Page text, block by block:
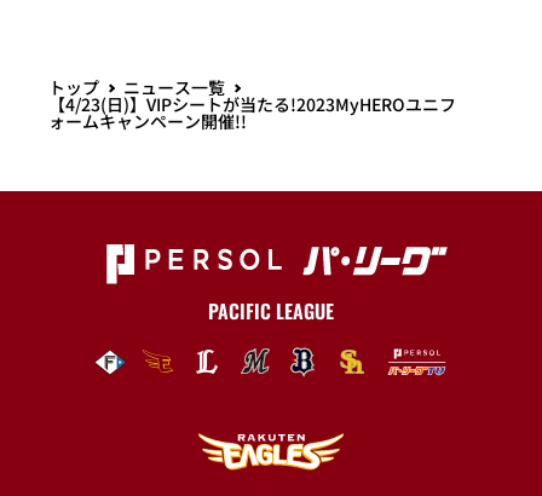
トップ ニュース一覧
【4/23(日)】VIPシートが当たる!2023MyHEROユニフ
ォームキャンペーン開催!!
PACIFIC LEAGUE